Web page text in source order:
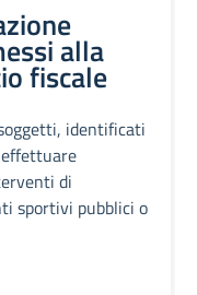
alla
fiscale
identificati
di
sportivi pubblici o